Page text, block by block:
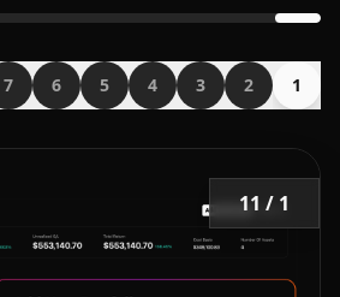
1
2
3
4
5
6
7
1 / 11